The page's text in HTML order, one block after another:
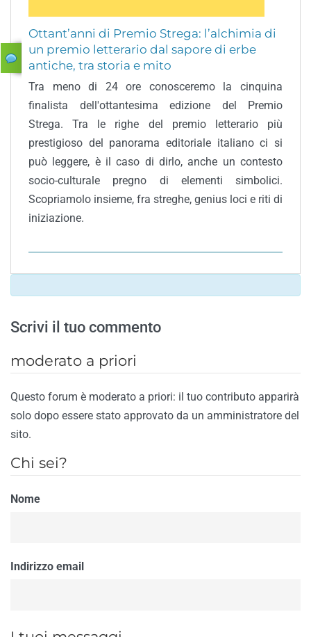
Ottant’anni di Premio Strega: l’alchimia di
un premio letterario dal sapore di erbe
antiche, tra storia e mito
Tra meno di 24 ore conosceremo la cinquina
finalista dell'ottantesima edizione del Premio
Strega. Tra le righe del premio letterario più
prestigioso del panorama editoriale italiano ci si
può leggere, è il caso di dirlo, anche un contesto
socio-culturale pregno di elementi simbolici.
Scopriamolo insieme, fra streghe, genius loci e riti di
iniziazione.
Scrivi il tuo commento
moderato a priori
Questo forum è moderato a priori: il tuo contributo apparirà
solo dopo essere stato approvato da un amministratore del
sito.
Chi sei?
Nome
Indirizzo email